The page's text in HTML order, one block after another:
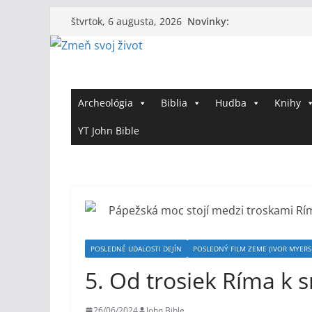
to
štvrtok, 6 augusta, 2026 Novinky:
Archeológia Biblia Hudba Knihy
YT John Bible
POSLEDNÉ UDALOSTI DEJÍN POSLEDNÝ FILM ZEME (IVOR
5. Od trosiek Ríma k